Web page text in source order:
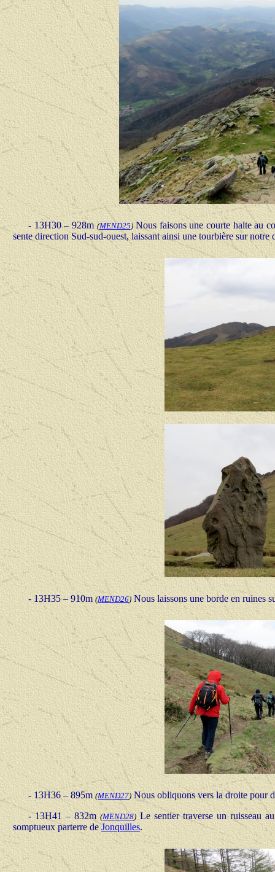
- 13H30 – 928m (MEND25)Nous faisons une courte halte au
sente direction Sud-sud-ouest, laissant ainsi une tourbière sur notre
- 13H35 – 910m(MEND26)Nous laissons une borde en ruines
- 13H36 – 895m(MEND27) Nous obliquons vers la droite pour
- 13H41 – 832m(MEND28) Le sentier traverse un ruisseau
somptueux parterre deJonquilles.